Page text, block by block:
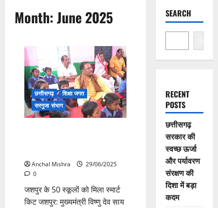
Month:June 2025
छत्तीसगढ़
शिक्षा जगत
सरगुजा संभाग
Anchal Mishra
29/06/2025
0
जशपुर के 50 स्कूलों को मिला स्मार्ट
किट जशपुर: मुख्यमंत्री विष्णु देव साय
SEARCH
Search
RECENT
POSTS
छत्तीसगढ़
सरकार की
स्वच्छ ऊर्जा
और पर्यावरण
संरक्षण की
दिशा में बड़ा
कदम